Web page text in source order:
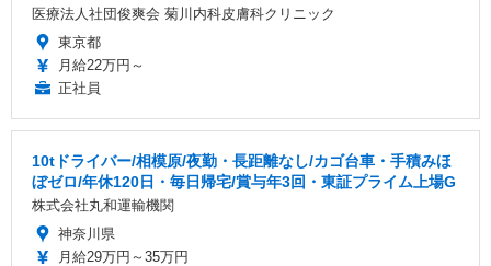
医療法人社団俊爽会 菊川内科皮膚科クリニック
東京都
月給22万円～
正社員
10tドライバー/相模原/夜勤・長距離なし/カゴ台車・手積みほ
ぼゼロ/年休120日・毎日帰宅/賞与年3回・東証プライム上場G
株式会社丸和運輸機関
神奈川県
月給29万円～35万円